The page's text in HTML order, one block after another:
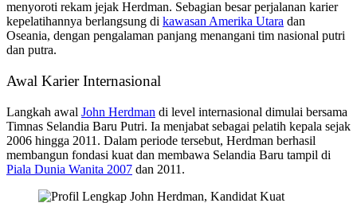
menyoroti rekam jejak Herdman. Sebagian besar perjalanan karier
kepelatihannya berlangsung di kawasan Amerika Utara dan
Oseania, dengan pengalaman panjang menangani tim nasional putri
dan putra.
Awal Karier Internasional
Langkah awal John Herdman di level internasional dimulai bersama
Timnas Selandia Baru Putri. Ia menjabat sebagai pelatih kepala sejak
2006 hingga 2011. Dalam periode tersebut, Herdman berhasil
membangun fondasi kuat dan membawa Selandia Baru tampil di
Piala Dunia Wanita 2007 dan 2011.